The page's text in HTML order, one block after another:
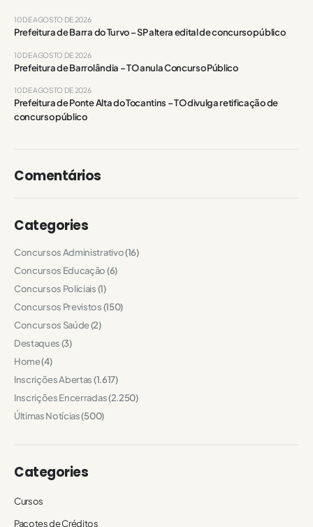
Prefeitura de Barra do Turvo – SP altera edital de concurso público
10 DE AGOSTO DE 2026
Prefeitura de Barrolândia – TO anula Concurso Público
10 DE AGOSTO DE 2026
Prefeitura de Ponte Alta do Tocantins – TO divulga retificação de
concurso público
10 DE AGOSTO DE 2026
Comentários
Categories
Concursos Administrativo(16)
Concursos Educação(6)
Concursos Policiais(1)
Concursos Previstos(150)
Concursos Saúde(2)
Destaques(3)
Home(4)
Inscrições Abertas(1.617)
Inscrições Encerradas(2.250)
Últimas Notícias(500)
Categories
Cursos
Pacotes de Créditos